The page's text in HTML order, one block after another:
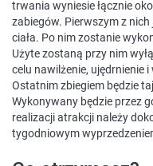
trwania wyniesie łącznie
zabiegów. Pierwszym z
ciała. Po nim zostanie
Użyte zostaną przy nim
celu nawilżenie, ujędrnienie
Ostatnim zbiegiem będzie
Wykonywany będzie przez
realizacji atrakcji należy
tygodniowym